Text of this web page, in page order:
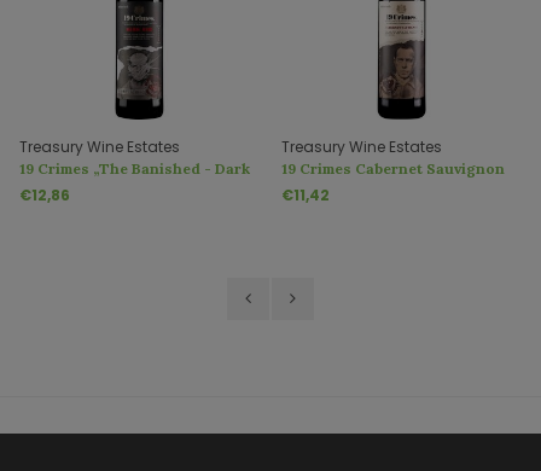
Treasury Wine Estates
19 Crimes „The Banished - Dark
Red“
€12,86
Treasury Wine Estates
19 Crimes Cabernet Sauvignon
€11,42